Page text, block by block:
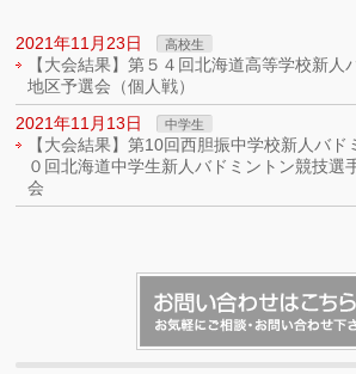
2021年11月23日 高校生
【大会結果】第５４回北海道高等学校新人
地区予選会（個人戦）
2021年11月13日
中学生
【大会結果】第10回西胆振中学校新人バド
０回北海道中学生新人バドミントン競技選
会